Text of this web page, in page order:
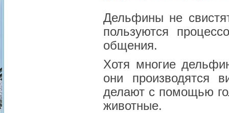
Дельфины не
пользуются
общения.
Хотя многие
они производятся
делают с помощью
животные.